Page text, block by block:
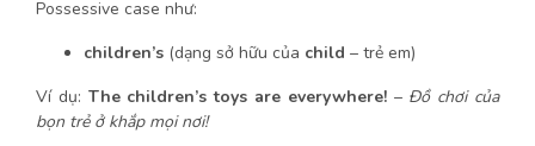
Possessive case như:
children’s (dạng sở hữu của child – trẻ em)
Ví dụ: The children’s toys are everywhere!– Đồ chơi của
bọn trẻ ở khắp mọi nơi!